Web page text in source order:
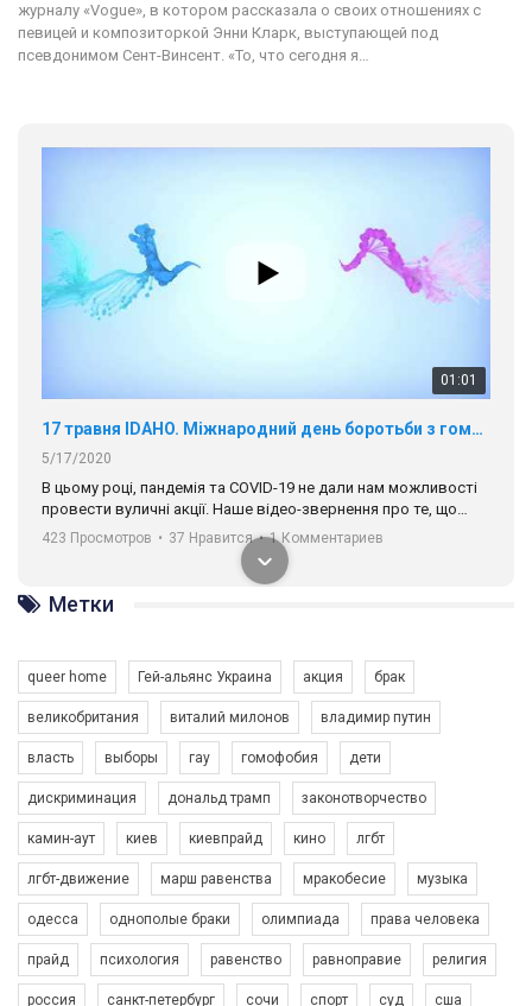
журналу «Vogue», в котором рассказала о своих отношениях с
певицей и композиторкой Энни Кларк, выступающей под
псевдонимом Сент-Винсент. «То, что сегодня я…
01:01
17 травня IDAHO. Міжнародний день боротьби з гомофобією трансфобією і біфобія.
5/17/2020
В цьому році, пандемія та COVІD-19 не дали нам можливості
провести вуличні акції. Наше відео-звернення про те, що
навіть коли ми у різних містах та не можемо зустрінеться, ми
разом. Ми закликаємо всіх хто поділяє цінності рівності та
солідарності, приєднатися до нас. Регіональні підрозділи
ГАУ є в 16 областях України.
Разом наш голос лунає гучніше!
423 Просмотров • 37 Нравится • 1 Комментариев
Зупинимо насильство проти ЛГБТ в Україні! Stop violence against LGBT in Ukraine!
6/30/2017
Емоційний та вражаючий промо-ролік на конкурс PACT, який
представляє програму "Гей-альянс Україна" з протидії
насильству проти ЛГБТ в Україні.
1.9K Просмотров • 226 Нравится • 5 Комментариев
Метки
queer home Гей-альянс Украина акция брак
великобритания виталий милонов владимир путин
власть выборы гау гомофобия дети
дискриминация дональд трамп законотворчество
камин-аут киев киевпрайд кино лгбт
лгбт-движение марш равенства мракобесие музыка
одесса однополые браки олимпиада права человека
прайд психология равенство равноправие религия
россия санкт-петербург сочи спорт суд сша